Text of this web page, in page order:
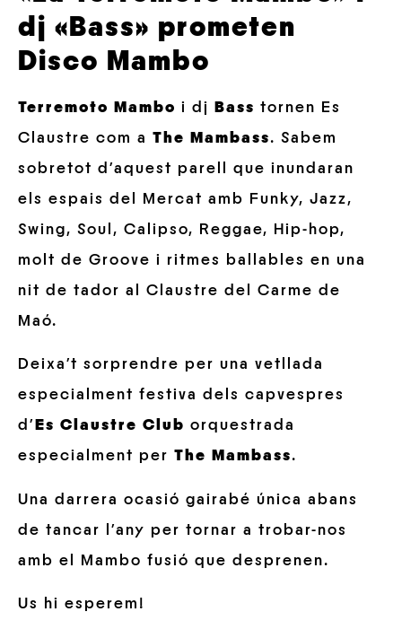
dj «Bass» prometen
Disco Mambo
Terremoto Mambo i dj Bass tornen Es
Claustre com a The Mambass. Sabem
sobretot d’aquest parell que inundaran
els espais del Mercat amb Funky, Jazz,
Swing, Soul, Calipso, Reggae, Hip-hop,
molt de Groove i ritmes ballables en una
nit de tador al Claustre del Carme de
Maó.
Deixa’t sorprendre per una vetllada
especialment festiva dels capvespres
d’ Es Claustre Club orquestrada
especialment per The Mambass.
Una darrera ocasió gairabé única abans
de tancar l’any per tornar a trobar-nos
amb el Mambo fusió que desprenen.
Us hi esperem!